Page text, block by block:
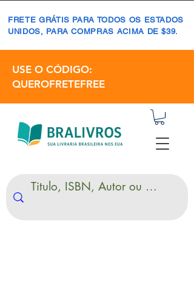
FRETE GRÁTIS PARA TODOS OS ESTADOS
UNIDOS, PARA COMPRAS ACIMA DE $39.
USE O CÓDIGO:
QUEROFRETEFREE